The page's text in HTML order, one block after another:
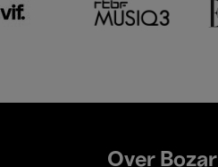
Footer
Over Bozar